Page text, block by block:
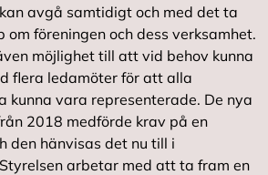
avgå samtidigt och med det ta
om föreningen och dess verksamhet.
möjlighet till att vid behov kunna
flera ledamöter för att alla
kunna vara representerade. De nya
2018 medförde krav på en
den hänvisas det nu till i
arbetar med att ta fram en